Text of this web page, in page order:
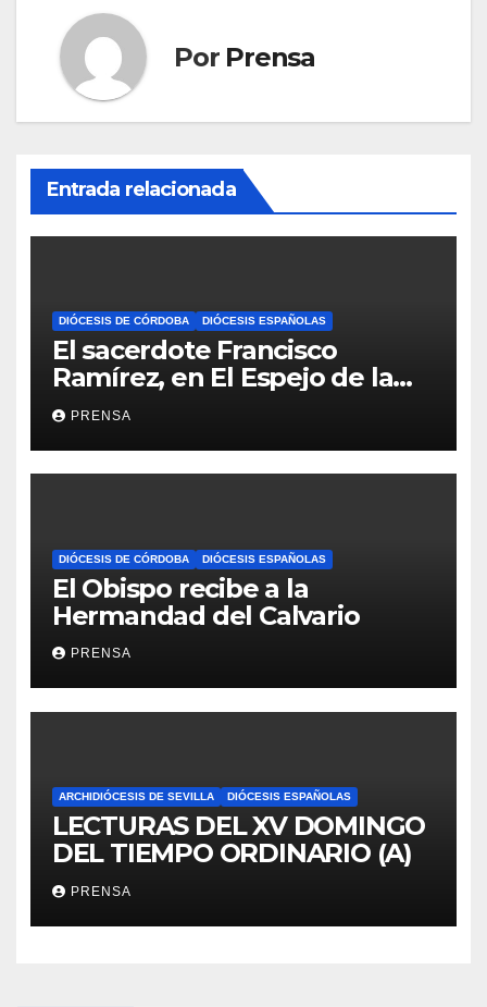
Por Prensa
Entrada relacionada
DIÓCESIS DE CÓRDOBA DIÓCESIS ESPAÑOLAS
El sacerdote Francisco
Ramírez, en El Espejo de la
Iglesia
PRENSA
DIÓCESIS DE CÓRDOBA DIÓCESIS ESPAÑOLAS
El Obispo recibe a la
Hermandad del Calvario
PRENSA
ARCHIDIÓCESIS DE SEVILLA DIÓCESIS ESPAÑOLAS
LECTURAS DEL XV DOMINGO
DEL TIEMPO ORDINARIO (A)
PRENSA